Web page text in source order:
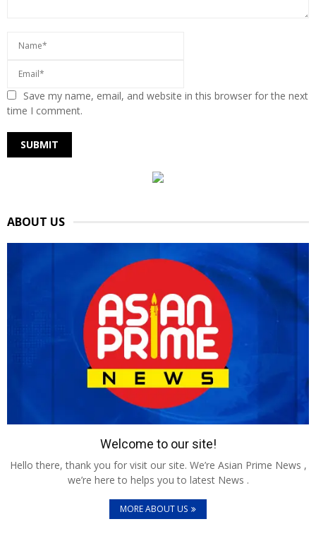
Save my name, email, and website in this browser for the next
time I comment.
ABOUT US
Welcome to our site!
Hello there, thank you for visit our site. We’re Asian Prime News ,
we’re here to helps you to latest News .
MORE ABOUT US